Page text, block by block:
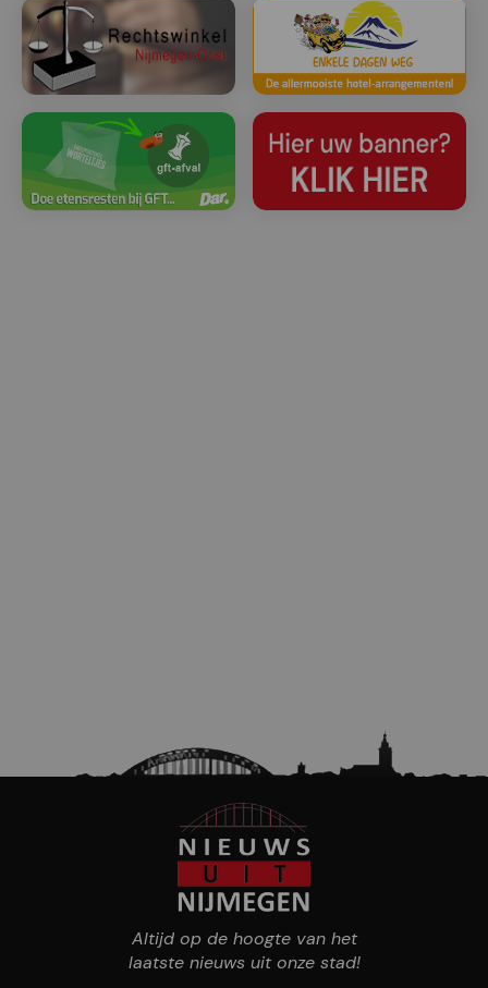
Altijd op de hoogte van het
laatste nieuws uit onze stad!